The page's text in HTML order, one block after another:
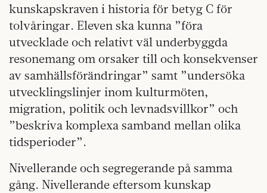
kunskapskraven i historia för betyg C för
tolvåringar. Eleven ska kunna ”föra
utvecklade och relativt väl underbyggda
resonemang om orsaker till och konsekvenser
av samhällsförändringar” samt ”undersöka
utvecklingslinjer inom kulturmöten,
migration, politik och levnadsvillkor” och
”beskriva komplexa samband mellan olika
tidsperioder”.
Nivellerande och segregerande på samma
gång. Nivellerande eftersom kunskap